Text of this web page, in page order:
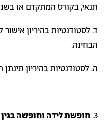
תנאי, בקורס המתקדם או
ד. לסטודנטיות בהיריון
הבחינה.
ה. לסטודנטיות בהיריון תינתן
3. חופשת לידה וחופשה בגין